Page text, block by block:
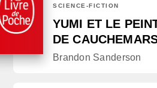
SCIENCE-FICTION
YUMI ET LE
DE
Brandon Sanderson